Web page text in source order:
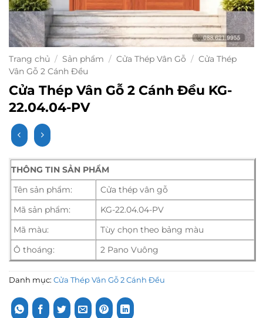
Trang chủ / Sản phẩm / Cửa Thép Vân Gỗ / Cửa Thép
Vân Gỗ 2 Cánh Đều
Cửa Thép Vân Gỗ 2 Cánh Đều KG-
22.04.04-PV
THÔNG TIN SẢN PHẨM
Tên sản phẩm:
Cửa thép vân gỗ
Mã sản phẩm:
KG-22.04.04-PV
Mã màu:
Tùy chọn theo bảng màu
Ô thoáng:
2 Pano Vuông
Danh mục: Cửa Thép Vân Gỗ 2 Cánh Đều